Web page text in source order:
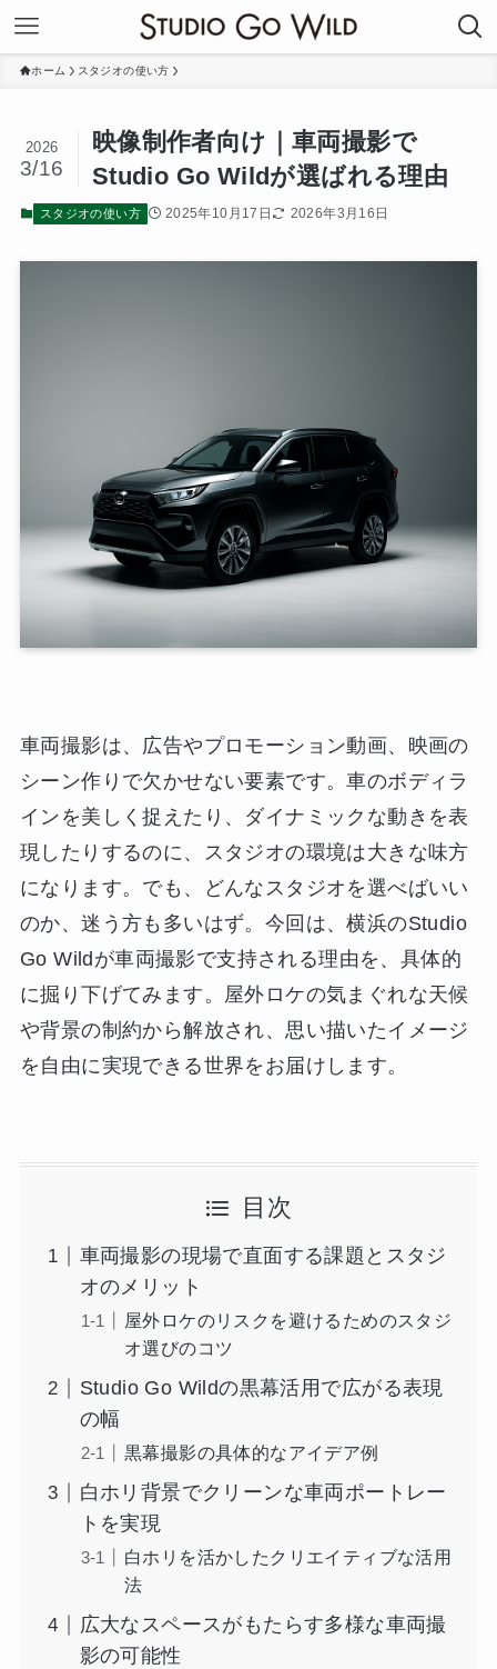
ホーム スタジオの使い方
映像制作者向け｜車両撮影で
Studio Go Wildが選ばれる理由
2026
3/16
スタジオの使い方 2025年10月17日 2026年3月16日
車両撮影は、広告やプロモーション動画、映画の
シーン作りで欠かせない要素です。車のボディラ
インを美しく捉えたり、ダイナミックな動きを表
現したりするのに、スタジオの環境は大きな味方
になります。でも、どんなスタジオを選べばいい
のか、迷う方も多いはず。今回は、横浜のStudio
Go Wildが車両撮影で支持される理由を、具体的
に掘り下げてみます。屋外ロケの気まぐれな天候
や背景の制約から解放され、思い描いたイメージ
を自由に実現できる世界をお届けします。
目次
車両撮影の現場で直面する課題とスタジ
オのメリット
屋外ロケのリスクを避けるためのスタジ
オ選びのコツ
Studio Go Wildの黒幕活用で広がる表現
の幅
黒幕撮影の具体的なアイデア例
白ホリ背景でクリーンな車両ポートレー
トを実現
白ホリを活かしたクリエイティブな活用
法
広大なスペースがもたらす多様な車両撮
影の可能性